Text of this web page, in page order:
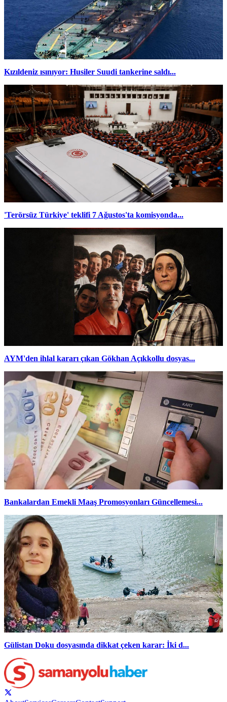
Kızıldeniz ısınıyor: Husiler Suudi tankerine saldı...
'Terörsüz Türkiye' teklifi 7 Ağustos'ta komisyonda...
AYM'den ihlal kararı çıkan Gökhan Açıkkollu dosyas...
Bankalardan Emekli Maaş Promosyonları Güncellemesi...
Gülistan Doku dosyasında dikkat çeken karar: İki d...